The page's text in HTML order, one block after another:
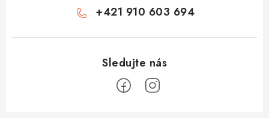
+421 910 603 694